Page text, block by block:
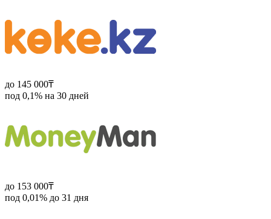
до 145 000₸
под 0,1% на 30 дней
до 153 000₸
под 0,01% до 31 дня